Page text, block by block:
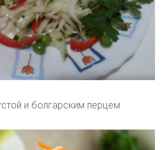
и болгарским перцем